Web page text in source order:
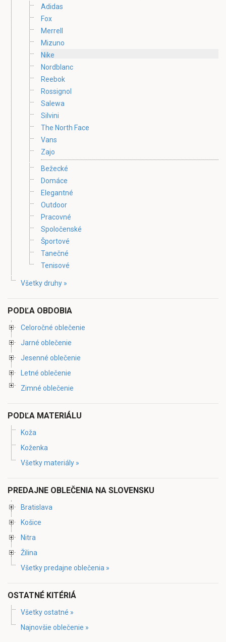
Adidas
Fox
Merrell
Mizuno
Nike
Nordblanc
Reebok
Rossignol
Salewa
Silvini
The North Face
Vans
Zajo
Bežecké
Domáce
Elegantné
Outdoor
Pracovné
Spoločenské
Športové
Tanečné
Tenisové
Všetky druhy »
PODĽA OBDOBIA
Celoročné oblečenie
Jarné oblečenie
Jesenné oblečenie
Letné oblečenie
Zimné oblečenie
PODĽA MATERIÁLU
Koža
Koženka
Všetky materiály »
PREDAJNE OBLEČENIA NA SLOVENSKU
Bratislava
Košice
Nitra
Žilina
Všetky predajne oblečenia »
OSTATNÉ KITÉRIÁ
Všetky ostatné »
Najnovšie oblečenie »